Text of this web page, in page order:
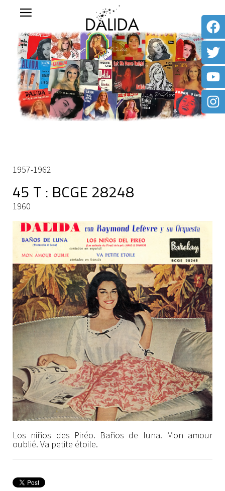
1957-1962
45 T : BCGE 28248
1960
Los niños des Piréo. Baños de luna. Mon amour
oublié. Va petite étoile.